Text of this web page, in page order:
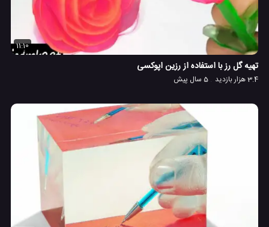
11:10
تهیه گل رز با استفاده از رزین اپوکسی
3.4 هزار بازدید 5 سال پیش